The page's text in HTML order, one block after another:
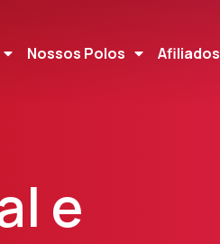
Nossos Polos Afiliados
e